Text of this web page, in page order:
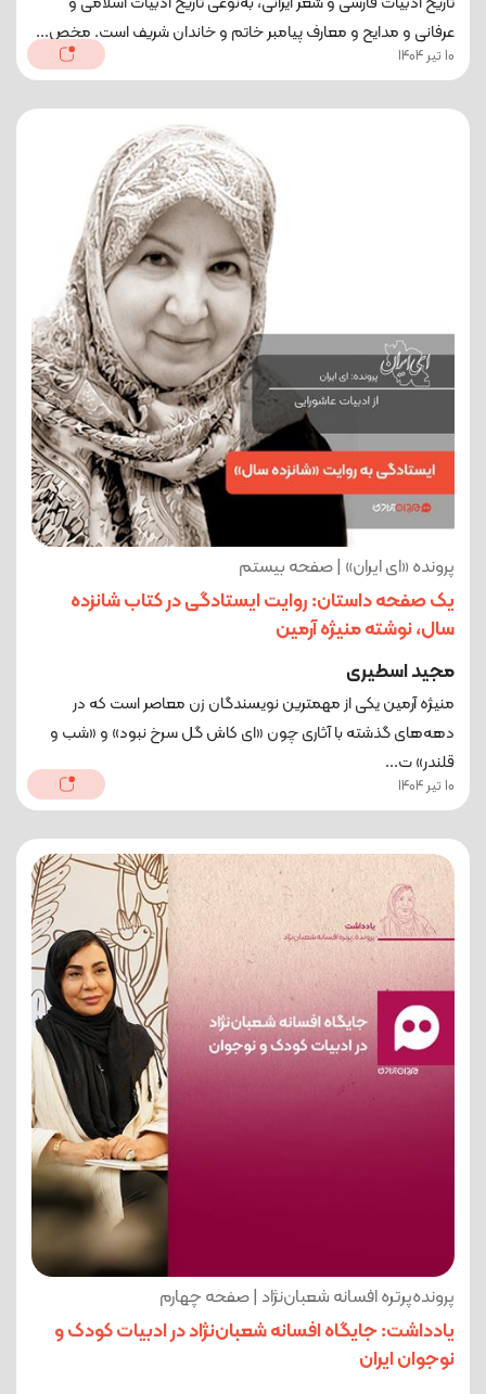
عرفانی و مدایح و معارف پیامبر خاتم و خاندان شریف است. مخص...
10 تیر 1404
پرونده «ای ایران» | صفحه بیستم
یک صفحه داستان: روایت ایستادگی در کتاب شانزده
سال، نوشته منیژه آرمین
مجید اسطیری
منیژه آرمین یکی از مهمترین نویسندگان زن معاصر است که در
دهه‌های گذشته با آثاری چون «ای کاش گل سرخ نبود» و «شب و
قلندر» ت...
10 تیر 1404
پرونده‌پرتره افسانه شعبان‌نژاد | صفحه چهارم
یادداشت: جایگاه افسانه شعبان‌نژاد در ادبیات کودک و
نوجوان ایران